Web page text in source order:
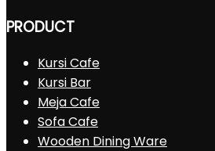
PRODUCT
Kursi Cafe
Kursi Bar
Meja Cafe
Sofa Cafe
Wooden Dining Ware